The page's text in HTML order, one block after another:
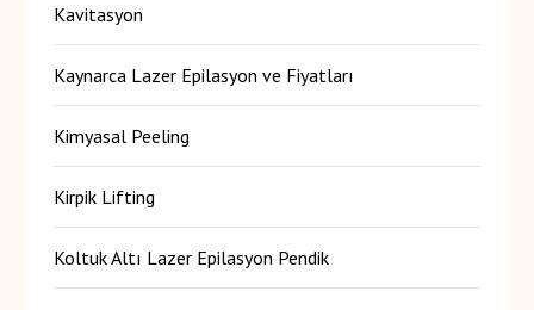
Kavitasyon
Kaynarca Lazer Epilasyon ve Fiyatları
Kimyasal Peeling
Kirpik Lifting
Koltuk Altı Lazer Epilasyon Pendik